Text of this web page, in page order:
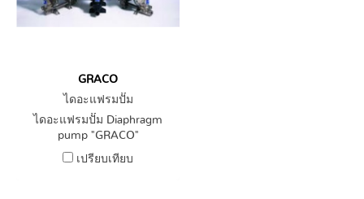
GRACO
ไดอะแฟรมปั๊ม
ไดอะแฟรมปั๊ม Diaphragm
pump "GRACO"
เปรียบเทียบ